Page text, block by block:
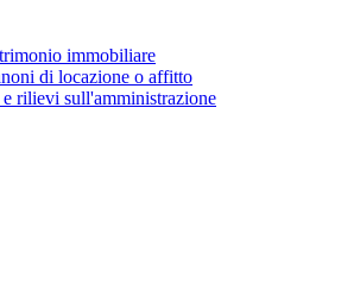
immobiliare
di locazione o affitto
rilievi sull'amministrazione